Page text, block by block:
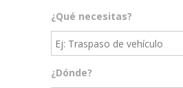
¿Qué necesitas?
¿Dónde?